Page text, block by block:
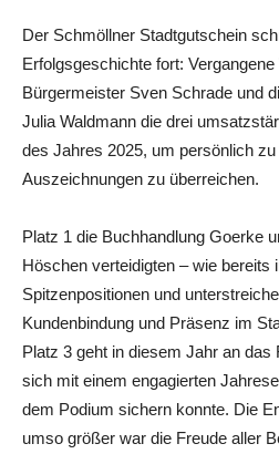
Der Schmöllner Stadtgutschein
Erfolgsgeschichte fort:
Bürgermeister Sven Schrade und
Julia Waldmann die drei
des Jahres 2025, um persönlich
Auszeichnungen zu überreichen.
Platz 1 die Buchhandlung Goerke
Höschen verteidigten – wie bereits
Spitzenpositionen und
Kundenbindung und Präsenz im
Platz 3 geht in diesem Jahr an das
sich mit einem engagierten
dem Podium sichern konnte. Die
umso größer war die Freude aller